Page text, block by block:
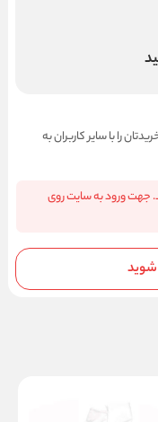
را با سایر کاربران به
جهت ورود به سایت روی
شوید